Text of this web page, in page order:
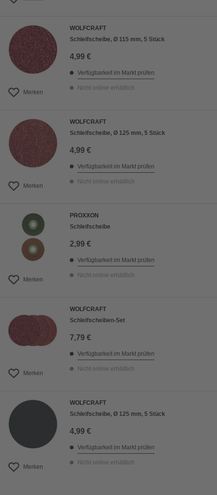
Merken
WOLFCRAFT
Schleifscheibe, Ø 115 mm, 5 Stück
4,99 €
Verfügbarkeit im Markt prüfen
Nicht online erhältlich
Merken
WOLFCRAFT
Schleifscheibe, Ø 125 mm, 5 Stück
4,99 €
Verfügbarkeit im Markt prüfen
Nicht online erhältlich
Merken
PROXXON
Schleifscheibe
2,99 €
Verfügbarkeit im Markt prüfen
Nicht online erhältlich
Merken
WOLFCRAFT
Schleifscheiben-Set
7,79 €
Verfügbarkeit im Markt prüfen
Nicht online erhältlich
Merken
WOLFCRAFT
Schleifscheibe, Ø 125 mm, 5 Stück
4,99 €
Verfügbarkeit im Markt prüfen
Nicht online erhältlich